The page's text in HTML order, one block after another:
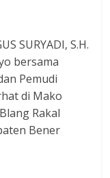
SURYADI, S.H.
bersama
Pemudi
di Mako
Rakal
Bener